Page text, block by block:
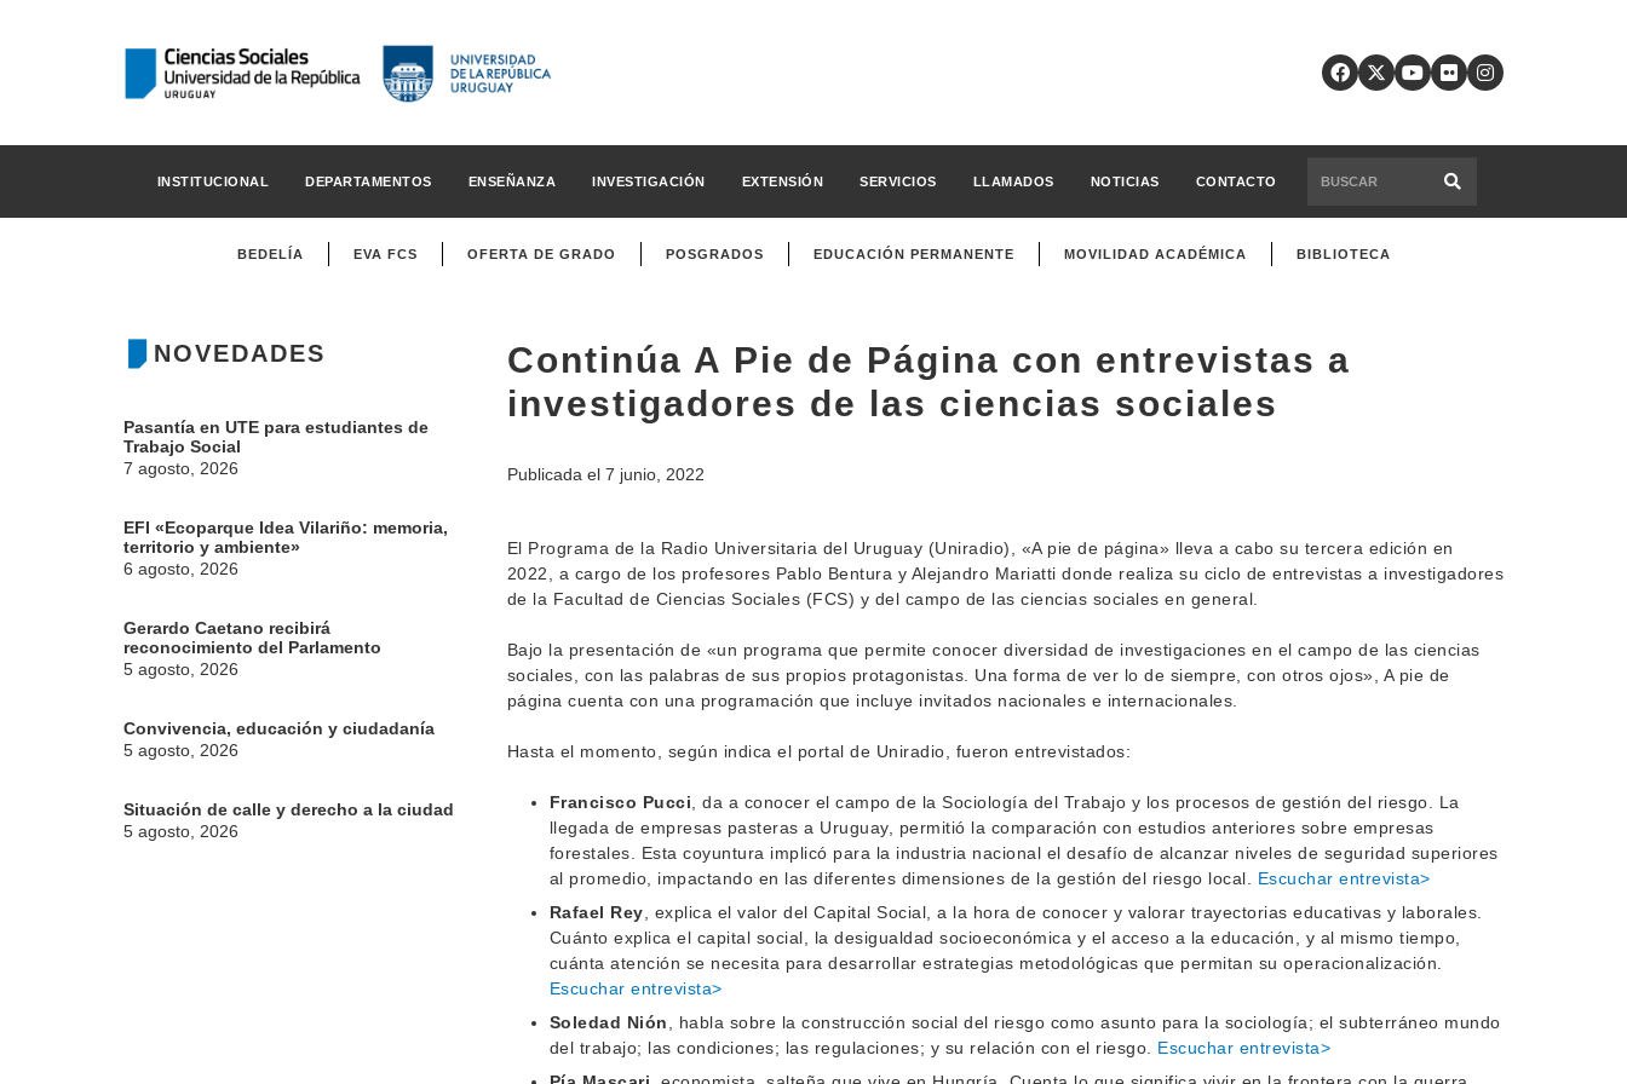
INSTITUCIONAL DEPARTAMENTOS ENSEÑANZA INVESTIGACIÓN EXTENSIÓN SERVICIOS LLAMADOS NOTICIAS CONTACTO
BEDELÍA EVA FCS OFERTA DE GRADO POSGRADOS EDUCACIÓN PERMANENTE MOVILIDAD ACADÉMICA BIBLIOTECA
NOVEDADES
Pasantía en UTE para estudiantes de
Trabajo Social
7 agosto, 2026
EFI «Ecoparque Idea Vilariño: memoria,
territorio y ambiente»
6 agosto, 2026
Gerardo Caetano recibirá
reconocimiento del Parlamento
5 agosto, 2026
Convivencia, educación y ciudadanía
5 agosto, 2026
Situación de calle y derecho a la ciudad
5 agosto, 2026
Continúa A Pie de Página con entrevistas a
investigadores de las ciencias sociales
Publicada el 7 junio, 2022
El Programa de la Radio Universitaria del Uruguay (Uniradio), «A pie de página» lleva a cabo su tercera edición en
2022, a cargo de los profesores Pablo Bentura y Alejandro Mariatti donde realiza su ciclo de entrevistas a investigadores
de la Facultad de Ciencias Sociales (FCS) y del campo de las ciencias sociales en general.
Bajo la presentación de «un programa que permite conocer diversidad de investigaciones en el campo de las ciencias
sociales, con las palabras de sus propios protagonistas. Una forma de ver lo de siempre, con otros ojos», A pie de
página cuenta con una programación que incluye invitados nacionales e internacionales.
Hasta el momento, según indica el portal de Uniradio, fueron entrevistados:
Francisco Pucci , da a conocer el campo de la Sociología del Trabajo y los procesos de gestión del riesgo. La
llegada de empresas pasteras a Uruguay, permitió la comparación con estudios anteriores sobre empresas
forestales. Esta coyuntura implicó para la industria nacional el desafío de alcanzar niveles de seguridad superiores
al promedio, impactando en las diferentes dimensiones de la gestión del riesgo local. Escuchar entrevista>
Rafael Rey , explica el valor del Capital Social, a la hora de conocer y valorar trayectorias educativas y laborales.
Cuánto explica el capital social, la desigualdad socioeconómica y el acceso a la educación, y al mismo tiempo,
cuánta atención se necesita para desarrollar estrategias metodológicas que permitan su operacionalización.
Escuchar entrevista>
Soledad Nión , habla sobre la construcción social del riesgo como asunto para la sociología; el subterráneo mundo
del trabajo; las condiciones; las regulaciones; y su relación con el riesgo. Escuchar entrevista>